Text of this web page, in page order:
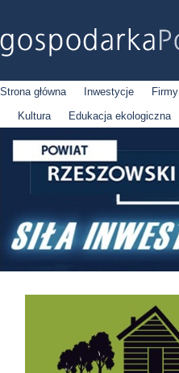
Strona główna Inwestycje Firmy
Kultura
Edukacja ekologiczna